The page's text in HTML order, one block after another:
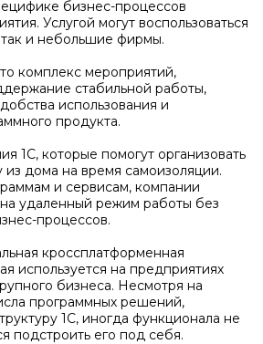
бизнес-процессов
Услугой могут воспользоваться
и небольшие фирмы.
комплекс мероприятий,
стабильной работы,
использования и
продукта.
1С, которые помогут организовать
дома на время самоизоляции.
и сервисам, компании
удаленный режим работы без
процессов.
кроссплатформенная
используется на предприятиях
бизнеса. Несмотря на
программных решений,
1С, иногда функционала не
подстроить его под себя.